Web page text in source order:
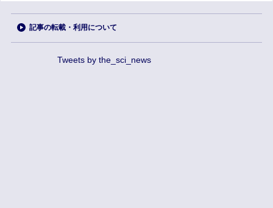
記事の転載・利用について
Tweets by the_sci_news